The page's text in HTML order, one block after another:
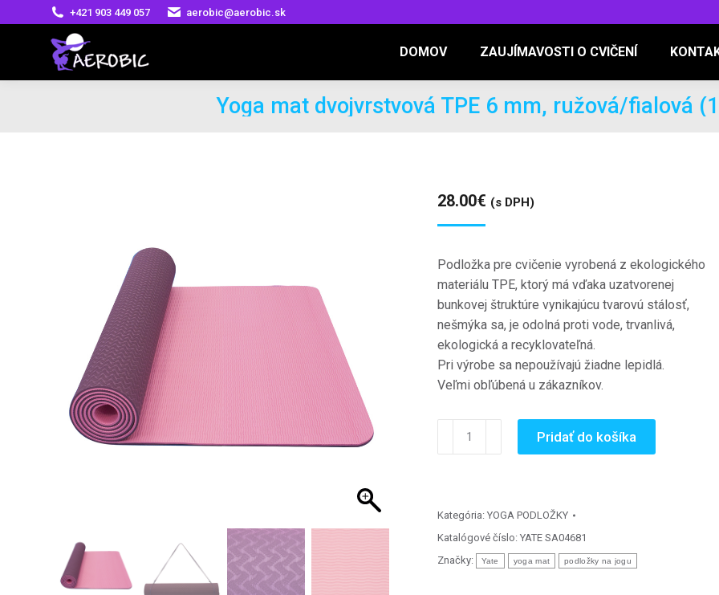
+421 903 449 057 aerobic@aerobic.sk
DOMOV ZAUJÍMAVOSTI O CVIČENÍ
Yoga mat dvojvrstvová TPE 6 mm, ružová/fialová
28.00€ (s DPH)
Podložka pre cvičenie vyrobená z ekologického
materiálu TPE, ktorý má vďaka uzatvorenej
bunkovej štruktúre vynikajúcu tvarovú stálosť,
nešmýka sa, je odolná proti vode, trvanlivá,
ekologická a recyklovateľná.
Pri výrobe sa nepoužívajú žiadne lepidlá.
Veľmi obľúbená u zákazníkov.
množstvo
TPE
ružová/fialová
Pridať do košíka
Kategória: YOGA PODLOŽKY
Katalógové číslo: YATE SA04681
Značky:
Yate yoga mat podložky na jogu